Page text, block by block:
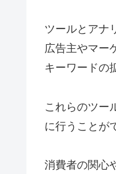
ツールとアナ
広告主やマー
キーワードの
これらのツー
に行うことが
消費者の関心